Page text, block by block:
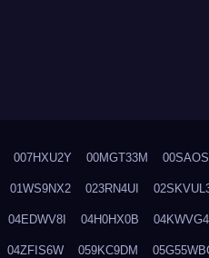
007HXU2Y 00MGT33M
01WS9NX2 023RN4UI
04EDWV8I 04H0HX0B
04ZFIS6W 059KC9DM